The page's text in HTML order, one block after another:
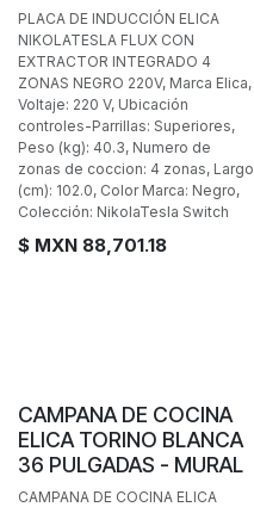
PLACA DE INDUCCIÓN ELICA
NIKOLATESLA FLUX CON
EXTRACTOR INTEGRADO 4
ZONAS NEGRO 220V, Marca Elica,
Voltaje: 220 V, Ubicación
controles-Parrillas: Superiores,
Peso (kg): 40.3, Numero de
zonas de coccion: 4 zonas, Largo
(cm): 102.0, Color Marca: Negro,
Colección: NikolaTesla Switch
$ MXN 88,701.18
BAJO PEDIDO
CAMPANA DE COCINA
ELICA TORINO BLANCA
36 PULGADAS - MURAL
CAMPANA DE COCINA ELICA